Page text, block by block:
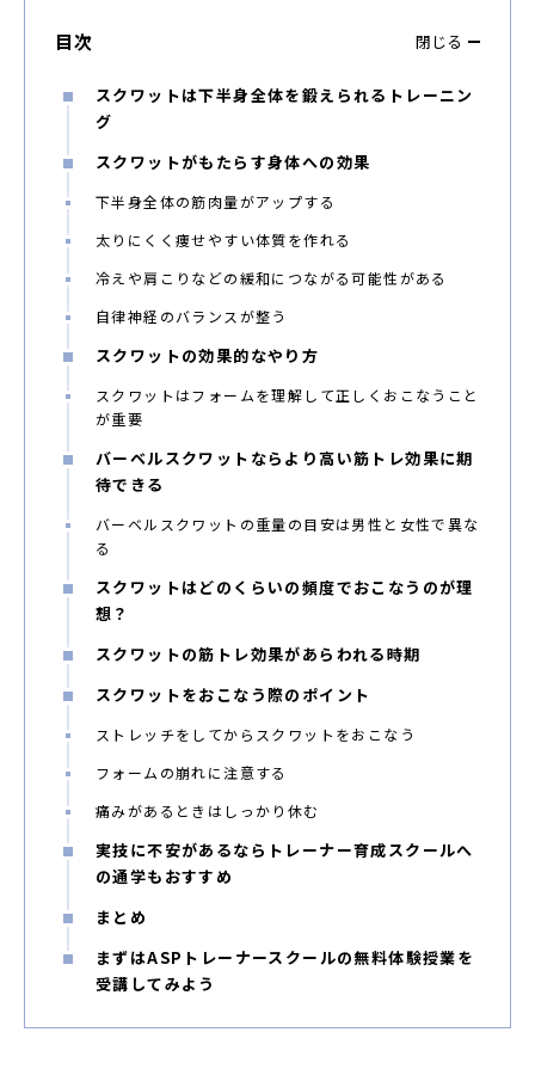
目次 閉じる
スクワットは下半身全体を鍛えられるトレーニン
グ
スクワットがもたらす身体への効果
下半身全体の筋肉量がアップする
太りにくく痩せやすい体質を作れる
冷えや肩こりなどの緩和につながる可能性がある
自律神経のバランスが整う
スクワットの効果的なやり方
スクワットはフォームを理解して正しくおこなうこと
が重要
バーベルスクワットならより高い筋トレ効果に期
待できる
バーベルスクワットの重量の目安は男性と女性で異な
る
スクワットはどのくらいの頻度でおこなうのが理
想？
スクワットの筋トレ効果があらわれる時期
スクワットをおこなう際のポイント
ストレッチをしてからスクワットをおこなう
フォームの崩れに注意する
痛みがあるときはしっかり休む
実技に不安があるならトレーナー育成スクールへ
の通学もおすすめ
まとめ
まずはASPトレーナースクールの無料体験授業を
受講してみよう